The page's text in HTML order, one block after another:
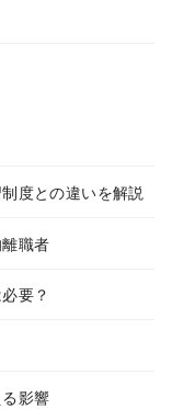
度との違いを解説
職者
要？
影響